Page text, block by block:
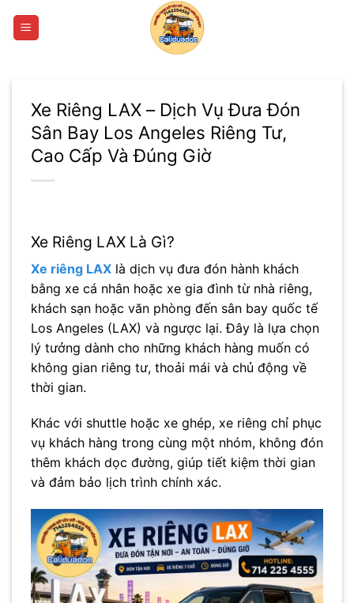
qua
Xe Riêng LAX – Dịch Vụ Đưa Đón
Sân Bay Los Angeles Riêng Tư,
Cao Cấp Và Đúng Giờ
Xe Riêng LAX Là Gì?
Xe riêng LAX là dịch vụ đưa đón hành khách
bằng xe cá nhân hoặc xe gia đình từ nhà riêng,
khách sạn hoặc văn phòng đến sân bay quốc tế
Los Angeles (LAX) và ngược lại. Đây là lựa chọn
lý tưởng dành cho những khách hàng muốn có
không gian riêng tư, thoải mái và chủ động về
thời gian.
Khác với shuttle hoặc xe ghép, xe riêng chỉ phục
vụ khách hàng trong cùng một nhóm, không đón
thêm khách dọc đường, giúp tiết kiệm thời gian
và đảm bảo lịch trình chính xác.